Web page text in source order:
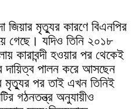
জিয়ার মৃত্যুর কারণে বিএনপির
গেছে। যদিও তিনি ২০১৮
কারাবন্দী হওয়ার পর থেকেই
দায়িত্ব পালন করে আসছেন
মৃত্যুর পর তাই এখন তিনিই
গঠনতন্ত্র অনুযায়ীও